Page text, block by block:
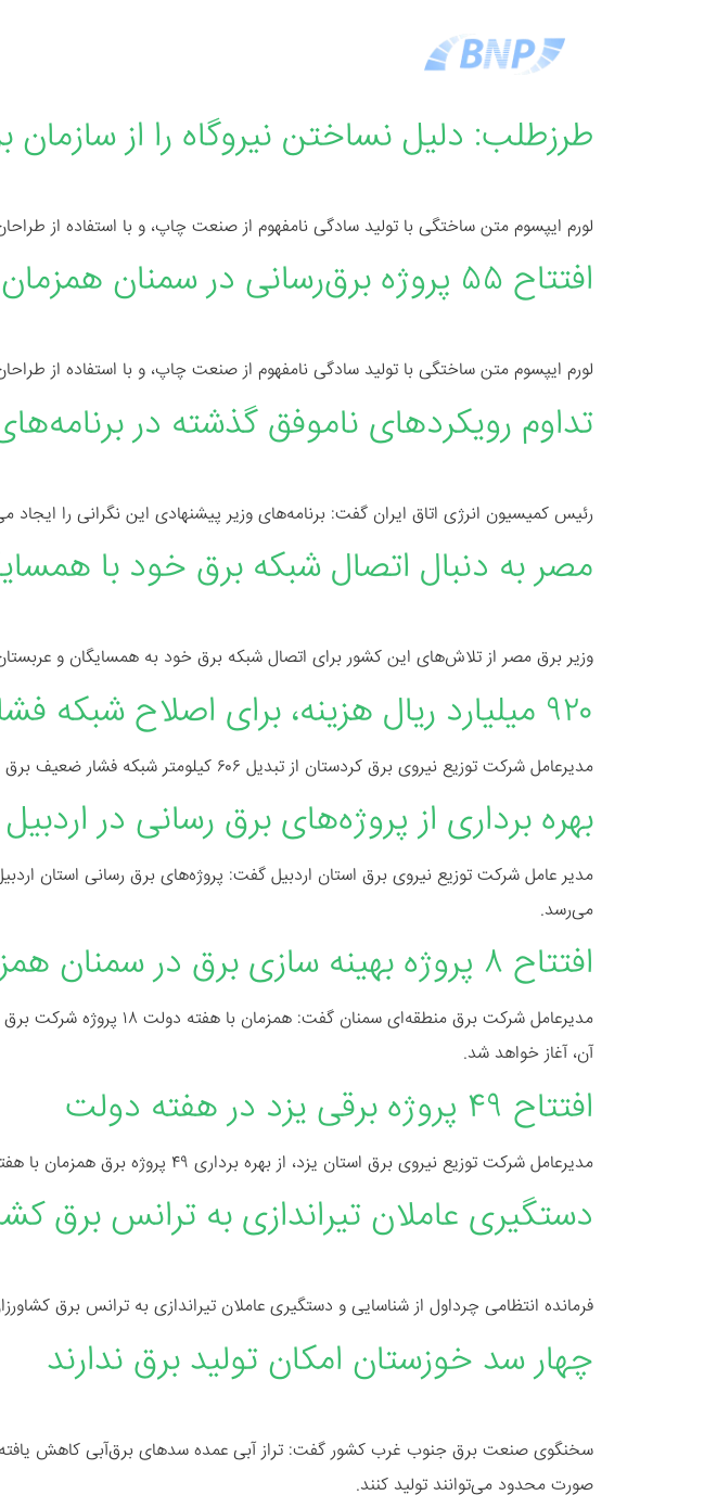
طرزطلب: دلیل نساختن نیروگاه را از سازمان
لورم ایپسوم متن ساختگی با تولید سادگی نامفهوم از صنعت چاپ، و با استفاده از
افتتاح ۵۵ پروژه برق‌رسانی در سمنان همزمان با هفته دولت
لورم ایپسوم متن ساختگی با تولید سادگی نامفهوم از صنعت چاپ، و با استفاده از
تداوم رویکرد‌های ناموفق گذشته در
رئیس کمیسیون انرژی اتاق ایران گفت: برنامه‌های وزیر پیشنهادی این نگرانی را ایجاد
مصر به دنبال اتصال شبکه برق خود با
وزیر برق مصر از تلاش‌های این کشور برای اتصال شبکه برق خود به همسایگان و عربستان
۹۲۰ میلیارد ریال هزینه، برای اصلاح شبکه فشار ضعیف برق در کردستان
مدیرعامل شرکت توزیع نیروی برق کردستان از تبدیل ۶۰۶ کیلومتر شبکه فشار ضعیف برق در استان با ۹۲۰ میلیارد ریال هزینه از ابتدای امسال تاکنون، به کابل خودنگهدار خبر داد.
بهره برداری از پروژه‌های برق رسانی در
می‌رسد.
افتتاح ۸ پروژه بهینه سازی برق در سمنان همزمان با هفته دولت
آن، آغاز خواهد شد.
افتتاح ۴۹ پروژه برقی یزد در هفته دولت
مدیرعامل شرکت توزیع نیروی برق استان یزد، از بهره برداری ۴۹ پروژه برق همزمان با هفته دولت در این استان خبر داد.
دستگیری عاملان تیراندازی به ترانس برق
فرمانده انتظامی چرداول از شناسایی و دستگیری عاملان تیراندازی به ترانس برق
چهار سد خوزستان امکان تولید برق ندارند
صورت محدود می‌توانند تولید کنند.